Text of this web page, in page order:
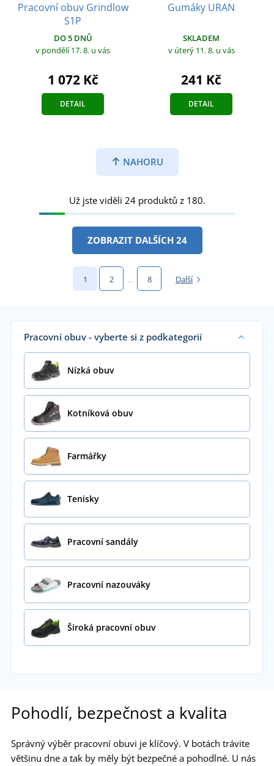
Pracovní obuv Grindlow
S1P
DO 5 DNŮ
v pondělí 17. 8. u vás
1 072 Kč
DETAIL
Gumáky URAN
SKLADEM
v úterý 11. 8. u vás
241 Kč
DETAIL
NAHORU
Už jste viděli 24 produktů z 180.
ZOBRAZIT DALŠÍCH 24
1 2 … 8 Další
Pracovní obuv - vyberte si z podkategorií
Nízká obuv
Kotníková obuv
Farmářky
Tenisky
Pracovní sandály
Pracovní nazouváky
Široká pracovní obuv
Pohodlí, bezpečnost a kvalita
Správný výběr pracovní obuvi je klíčový. V botách trávite
většinu dne a tak by měly být bezpečné a pohodlné. U nás